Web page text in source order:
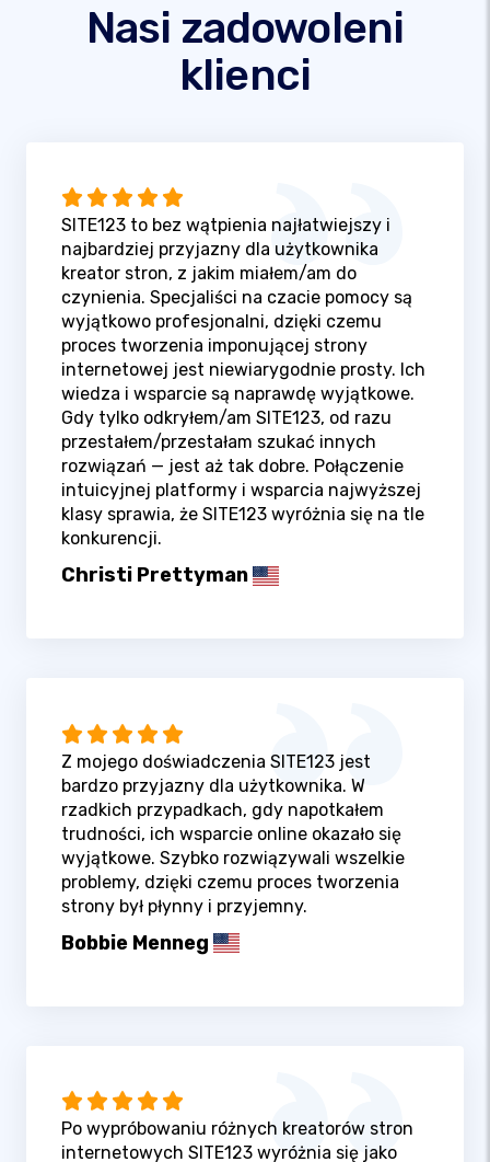
Nasi zadowoleni
klienci
SITE123 to bez wątpienia najłatwiejszy i
najbardziej przyjazny dla użytkownika
kreator stron, z jakim miałem/am do
czynienia. Specjaliści na czacie pomocy są
wyjątkowo profesjonalni, dzięki czemu
proces tworzenia imponującej strony
internetowej jest niewiarygodnie prosty. Ich
wiedza i wsparcie są naprawdę wyjątkowe.
Gdy tylko odkryłem/am SITE123, od razu
przestałem/przestałam szukać innych
rozwiązań — jest aż tak dobre. Połączenie
intuicyjnej platformy i wsparcia najwyższej
klasy sprawia, że SITE123 wyróżnia się na tle
konkurencji.
Christi Prettyman
Z mojego doświadczenia SITE123 jest
bardzo przyjazny dla użytkownika. W
rzadkich przypadkach, gdy napotkałem
trudności, ich wsparcie online okazało się
wyjątkowe. Szybko rozwiązywali wszelkie
problemy, dzięki czemu proces tworzenia
strony był płynny i przyjemny.
Bobbie Menneg
Po wypróbowaniu różnych kreatorów stron
internetowych SITE123 wyróżnia się jako